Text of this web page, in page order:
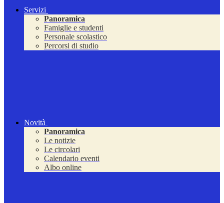
Servizi
Panoramica
Famiglie e studenti
Personale scolastico
Percorsi di studio
Novità
Panoramica
Le notizie
Le circolari
Calendario eventi
Albo online